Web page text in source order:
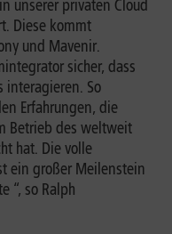
unserer privaten Cloud
Diese kommt
und Mavenir.
sicher, dass
interagieren. So
Erfahrungen, die
Betrieb des weltweit
hat. Die volle
ein großer Meilenstein
“, so Ralph